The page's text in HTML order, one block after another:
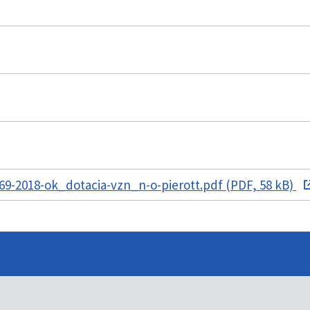
2018-ok_dotacia-vzn_n-o-pierott.pdf (PDF, 58 kB)